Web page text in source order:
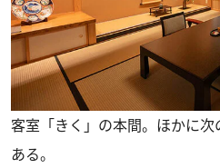
客室「きく」の本間。ほかに
ある。